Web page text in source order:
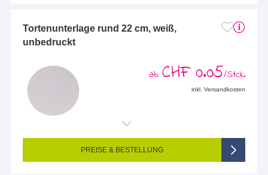
Tortenunterlage rund 22 cm, weiß,
unbedruckt
ab CHF 0.05/Stck.
inkl. Versandkosten
PREISE & BESTELLUNG